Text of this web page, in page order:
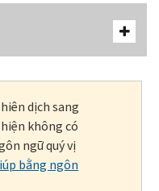
dịch sang
không có
ngữ quý vị
bằng ngôn